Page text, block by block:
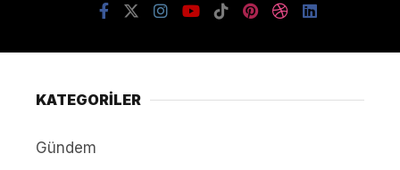
KATEGORİLER
Gündem